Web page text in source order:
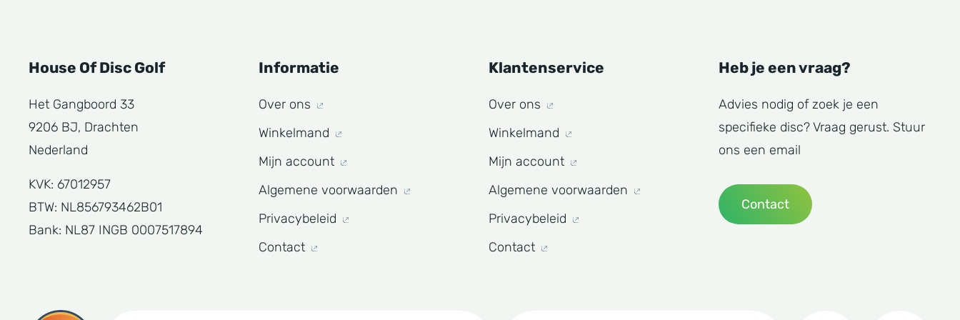
House Of Disc Golf
Het Gangboord 33
9206 BJ, Drachten
Nederland
KVK: 67012957
BTW: NL856793462B01
Bank: NL87 INGB 0007517894
Informatie
Over ons
Winkelmand
Mijn account
Algemene voorwaarden
Privacybeleid
Contact
Klantenservice
Over ons
Winkelmand
Mijn account
Algemene voorwaarden
Privacybeleid
Contact
Heb je een vraag?
Advies nodig of zoek je een
specifieke disc? Vraag gerust. Stuur
ons een email
Contact